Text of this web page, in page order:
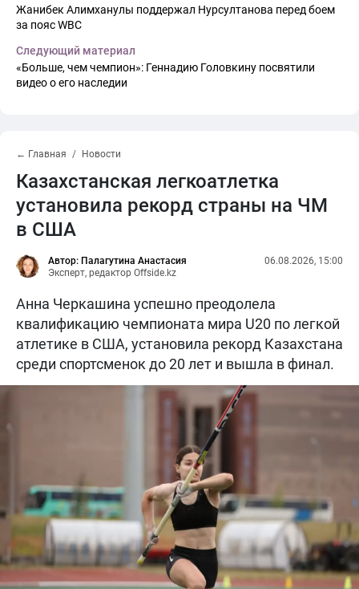
Жанибек Алимханулы поддержал Нурсултанова перед боем
за пояс WBC
Следующий материал
«Больше, чем чемпион»: Геннадию Головкину посвятили
видео о его наследии
← Главная Новости
Казахстанская легкоатлетка
установила рекорд страны на ЧМ
в США
Автор: Палагутина Анастасия
Эксперт, редактор Offside.kz
06.08.2026, 15:00
Анна Черкашина успешно преодолела
квалификацию чемпионата мира U20 по легкой
атлетике в США, установила рекорд Казахстана
среди спортсменок до 20 лет и вышла в финал.